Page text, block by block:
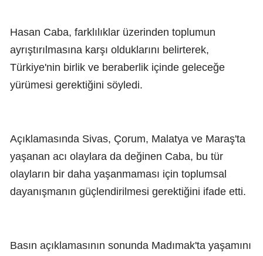
Hasan Caba, farklılıklar üzerinden toplumun
ayrıştırılmasına karşı olduklarını belirterek,
Türkiye'nin birlik ve beraberlik içinde geleceğe
yürümesi gerektiğini söyledi.
Açıklamasında Sivas, Çorum, Malatya ve Maraş'ta
yaşanan acı olaylara da değinen Caba, bu tür
olayların bir daha yaşanmaması için toplumsal
dayanışmanın güçlendirilmesi gerektiğini ifade etti.
Basın açıklamasının sonunda Madımak'ta yaşamını